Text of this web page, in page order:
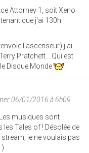
Attorney 1, soit Xeno
que j'ai 130h
l'ascenseur) j'ai
Pratchett. ..Qui est
Disque Monde
06/01/2016 à 6h09
musiques sont
Tales of ! Désolée de
je ne voulais pas
)